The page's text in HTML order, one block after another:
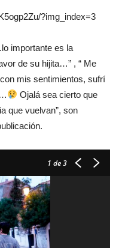
?img_index=3
importante es la
de su hijita…” , “ Me
mis sentimientos, sufrí
Ojalá sea cierto que
que vuelvan”, son
1 de 3